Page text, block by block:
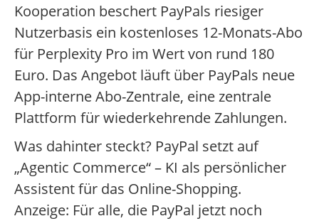
Kooperation beschert PayPals riesiger
Nutzerbasis ein kostenloses 12-Monats-Abo
für Perplexity Pro im Wert von rund 180
Euro. Das Angebot läuft über PayPals neue
App-interne Abo-Zentrale, eine zentrale
Plattform für wiederkehrende Zahlungen.
Was dahinter steckt? PayPal setzt auf
„Agentic Commerce“ – KI als persönlicher
Assistent für das Online-Shopping.
Anzeige: Für alle, die PayPal jetzt noch